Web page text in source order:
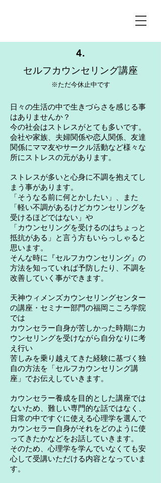
4.
​​セルフカウンセリング講座
​※ただ今休止中です
日々の生活の中で生きづらさを感じる事
はありませんか？
今の社会はストレスがとても多いです。
会社や家族、夫婦関係や恋人関係、友達
関係にママ友やサークル活動など様々な
所にストレスの元があります。
ストレスが多いと心身に不調を抱えてし
まう事があります。
「そうなる前に何とかしたい」、また
「軽い不調があるけどカウンセリングを
受けるほどではない」や
「カウンセリングを受けるのはちょっと
抵抗がある」と言う方もいらっしゃると
思います。
そんな時に『セルフカウンセリング』の
方法を知っていれば予防したり、不調を
改善していく事ができます。
天神ウィメンズカウンセリングセンター
の講座・セミナー部門の福岡こころ学院
では
カウンセラー自身が苦しかった時期にカ
ウンセリングを受けながら自分なりに考
え行い
苦しみを乗り越えてきた経験に基づく独
自の方法を「セルフカウンセリング講
座」でお伝えしていきます。
カウンセラー養成を目的とした講座では
ないため、難しい専門的な話ではなく、
日常の中ですぐに使える心理学を選んで
カウンセラー自身がそれをどのように使
ってきたかなどをお話していきます。
そのため、心理学を学んでいなくても安
心して受講いただける内容となっていま
す。